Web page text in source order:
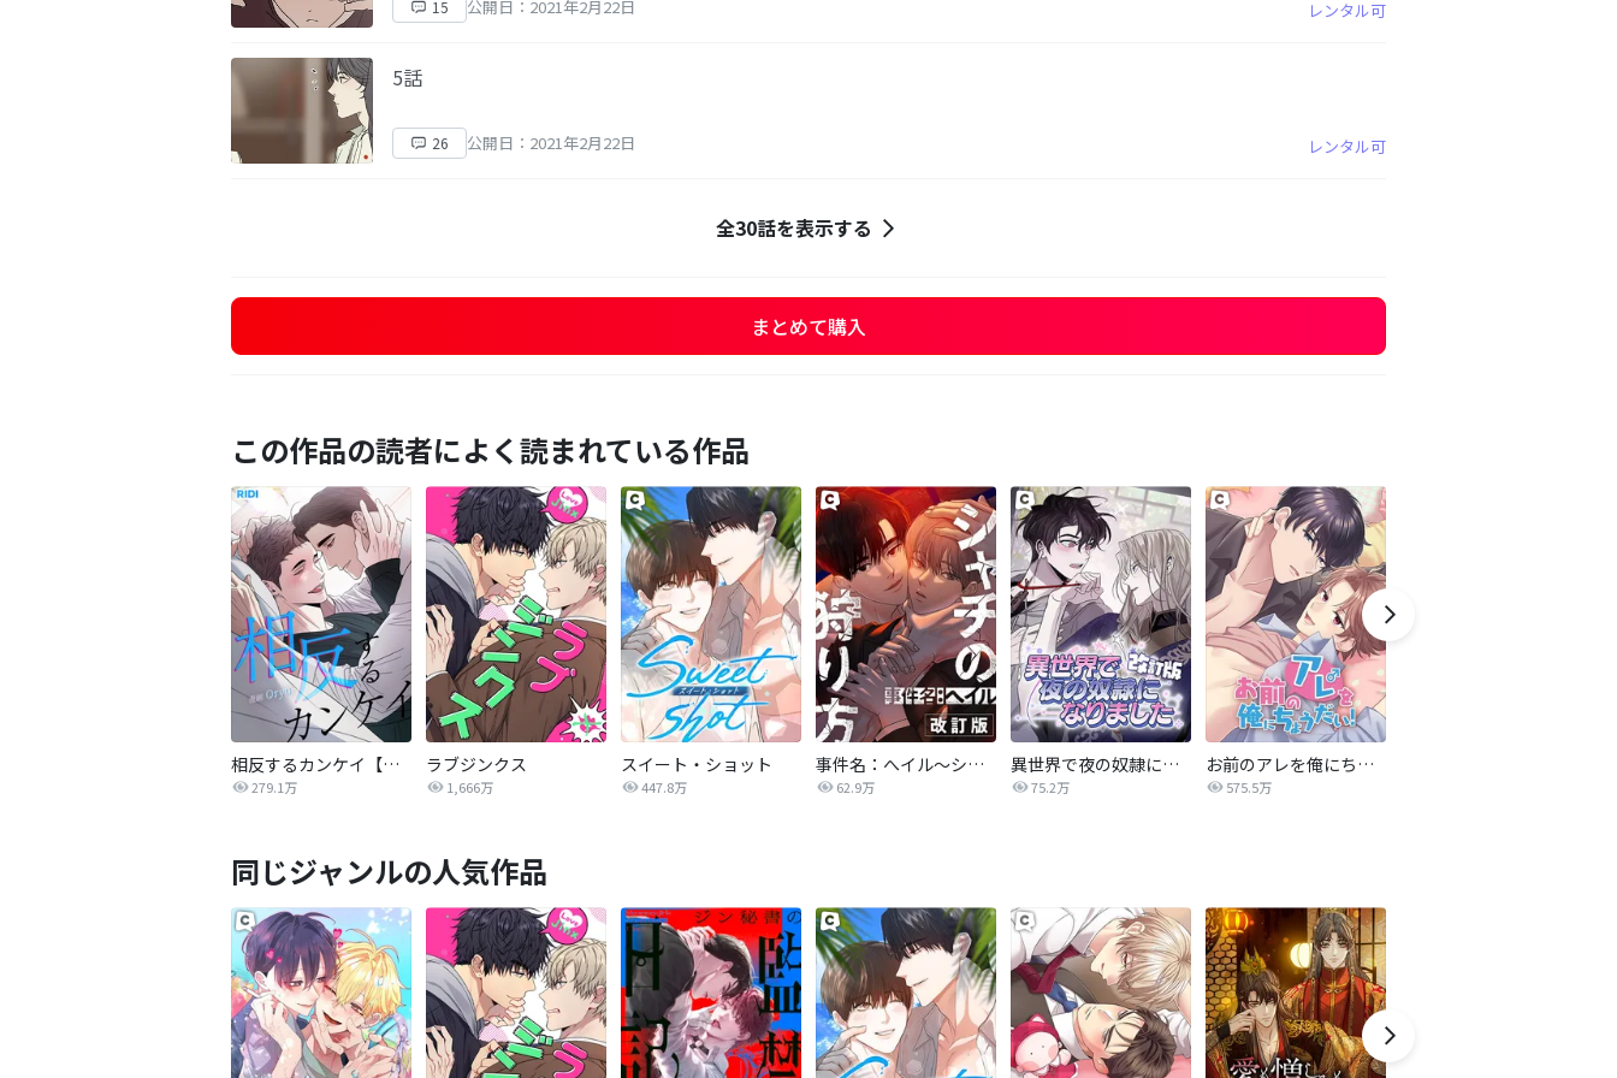
15 公開日：2021年2月22日 レンタル可
5話
26 公開日：2021年2月22日 レンタル可
全30話を表示する
まとめて購入
この作品の読者によく読まれている作品
相反するカンケイ【改訂版】
279.1万
ラブジンクス
1,666万
スイート・ショット
447.8万
事件名：へイル～シャチの狩り方～【改訂版】
62.9万
異世界で夜の奴隷になりました【改訂版】
75.2万
お前のアレを俺にちょうだい！
575.5万
同じジャンルの人気作品